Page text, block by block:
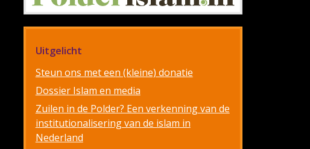
Uitgelicht
Steun ons met een (kleine) donatie
Dossier Islam en media
Zuilen in de Polder? Een verkenning van de
institutionalisering van de islam in
Nederland